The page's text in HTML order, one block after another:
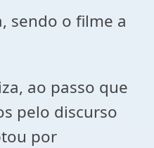
sendo o filme a
ao passo que
pelo discurso
por